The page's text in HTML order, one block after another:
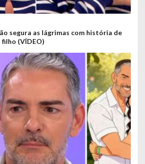
segura as lágrimas com história de
filho (VÍDEO)